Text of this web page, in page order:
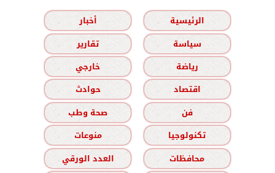
الرئيسية
أخبار
سياسة
تقارير
رياضة
خارجي
اقتصاد
حوادث
فن
صحة وطب
تكنولوجيا
منوعات
محافظات
العدد الورقي